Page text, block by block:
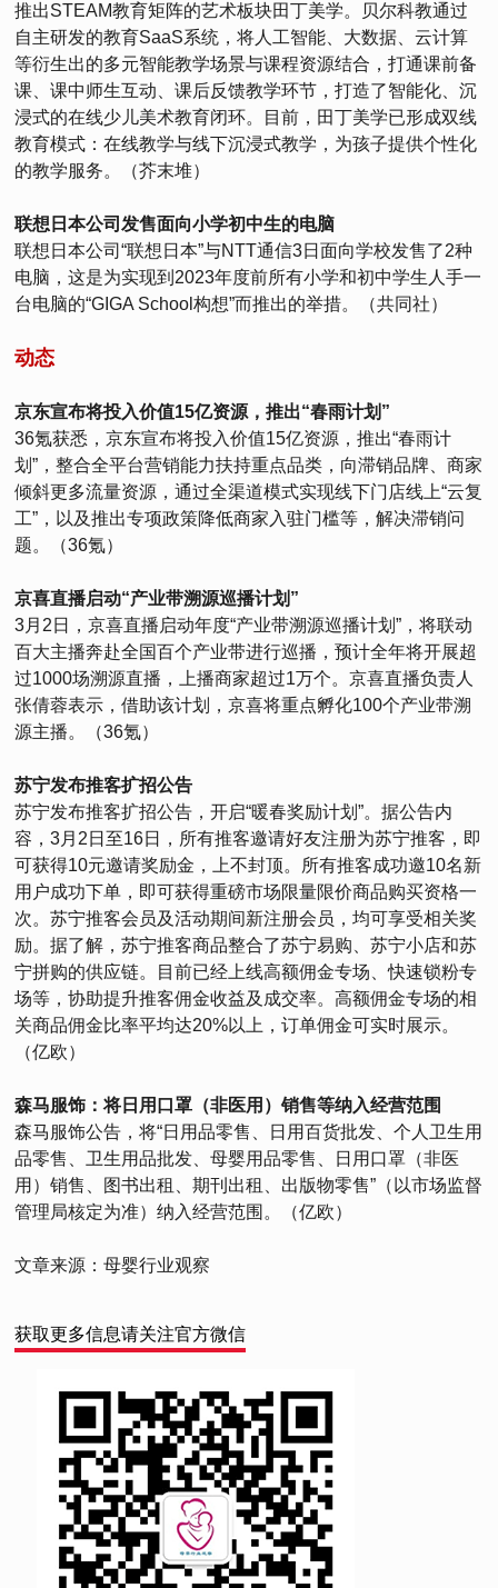
推出STEAM教育矩阵的艺术板块田丁美学。贝尔科教通过
自主研发的教育SaaS系统，将人工智能、大数据、云计算
等衍生出的多元智能教学场景与课程资源结合，打通课前备
课、课中师生互动、课后反馈教学环节，打造了智能化、沉
浸式的在线少儿美术教育闭环。目前，田丁美学已形成双线
教育模式：在线教学与线下沉浸式教学，为孩子提供个性化
的教学服务。（芥末堆）
联想日本公司发售面向小学初中生的电脑
联想日本公司“联想日本”与NTT通信3日面向学校发售了2种
电脑，这是为实现到2023年度前所有小学和初中学生人手一
台电脑的“GIGA School构想”而推出的举措。（共同社）
动态
京东宣布将投入价值15亿资源，推出“春雨计划”
36氪获悉，京东宣布将投入价值15亿资源，推出“春雨计
划”，整合全平台营销能力扶持重点品类，向滞销品牌、商家
倾斜更多流量资源，通过全渠道模式实现线下门店线上“云复
工”，以及推出专项政策降低商家入驻门槛等，解决滞销问
题。（36氪）
京喜直播启动“产业带溯源巡播计划”
3月2日，京喜直播启动年度“产业带溯源巡播计划”，将联动
百大主播奔赴全国百个产业带进行巡播，预计全年将开展超
过1000场溯源直播，上播商家超过1万个。京喜直播负责人
张倩蓉表示，借助该计划，京喜将重点孵化100个产业带溯
源主播。（36氪）
苏宁发布推客扩招公告
苏宁发布推客扩招公告，开启“暖春奖励计划”。据公告内
容，3月2日至16日，所有推客邀请好友注册为苏宁推客，即
可获得10元邀请奖励金，上不封顶。所有推客成功邀10名新
用户成功下单，即可获得重磅市场限量限价商品购买资格一
次。苏宁推客会员及活动期间新注册会员，均可享受相关奖
励。据了解，苏宁推客商品整合了苏宁易购、苏宁小店和苏
宁拼购的供应链。目前已经上线高额佣金专场、快速锁粉专
场等，协助提升推客佣金收益及成交率。高额佣金专场的相
关商品佣金比率平均达20%以上，订单佣金可实时展示。
（亿欧）
森马服饰：将日用口罩（非医用）销售等纳入经营范围
森马服饰公告，将“日用品零售、日用百货批发、个人卫生用
品零售、卫生用品批发、母婴用品零售、日用口罩（非医
用）销售、图书出租、期刊出租、出版物零售”（以市场监督
管理局核定为准）纳入经营范围。（亿欧）
文章来源：母婴行业观察
获取更多信息请关注官方微信